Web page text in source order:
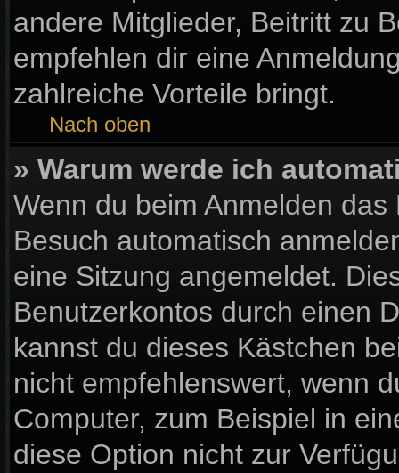
andere Mitglieder, Beitritt zu
empfehlen dir eine
zahlreiche Vorteile bringt.
Nach oben
» Warum werde ich
Wenn du beim Anmelden
Besuch automatisch
eine Sitzung angemeldet.
Benutzerkontos durch einen
kannst du dieses Kästchen
nicht empfehlenswert, wenn
Computer, zum Beispiel in
diese Option nicht zur